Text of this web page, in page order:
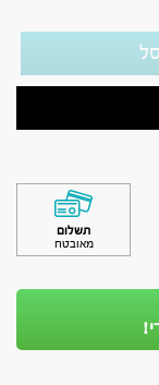
תשלום
מאובטח